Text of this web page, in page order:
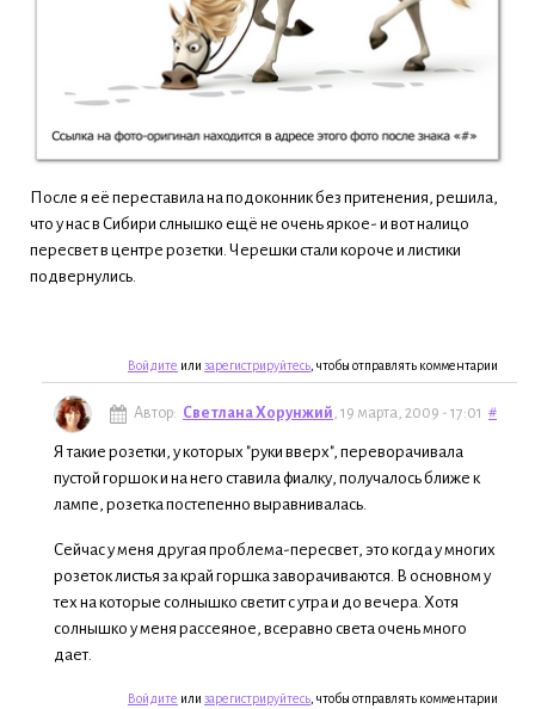
После я её переставила на подоконник без притенения, решила,
что у нас в Сибири слнышко ещё не очень яркое- и вот налицо
пересвет в центре розетки. Черешки стали короче и листики
подвернулись.
Войдите или зарегистрируйтесь , чтобы отправлять комментарии
Автор: Светлана Хорунжий, 19 марта, 2009 - 17:01 #
Я такие розетки, у которых "руки вверх", переворачивала
пустой горшок и на него ставила фиалку, получалось ближе к
лампе, розетка постепенно выравнивалась.
Сейчас у меня другая проблема-пересвет, это когда у многих
розеток листья за край горшка заворачиваются. В основном у
тех на которые солнышко светит с утра и до вечера. Хотя
солнышко у меня рассеяное, всеравно света очень много
дает.
Войдите или зарегистрируйтесь , чтобы отправлять комментарии